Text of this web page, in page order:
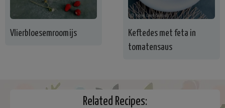
Vlierbloesemroomijs
Keftedes met feta in
tomatensaus
Related Recipes: